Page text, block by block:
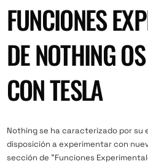
FUNCIONES
DE NOTHING
CON TESLA
Nothing se ha caracterizado por su
disposición a experimentar con
sección de "Funciones